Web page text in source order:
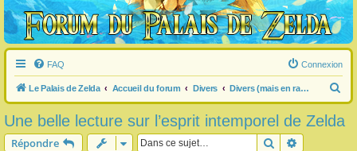
FAQ Connexion
Le Palais de Zelda Accueil du forum Divers Divers (mais en rapport avec Zelda) (pas de pub)
e
c
Une belle lecture sur l’esprit intemporel de Zelda
Répondre Rechercher